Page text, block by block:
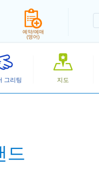
예약/예매
(영어)
그리팅 지도
드